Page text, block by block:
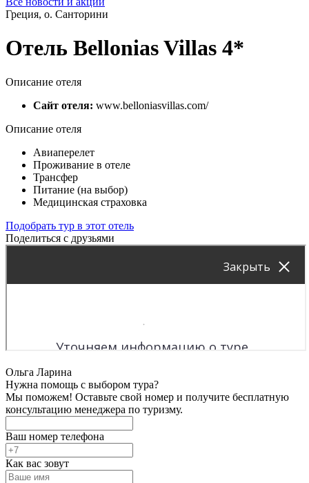
Греция, о. Санторини
Отель Bellonias Villas 4*
Описание отеля
Сайт отеля: www.belloniasvillas.com/
Описание отеля
Авиаперелет
Проживание в отеле
Трансфер
Питание (на выбор)
Медицинская страховка
Подобрать тур в этот отель
Поделиться с друзьями
Ольга Ларина
Нужна помощь с выбором тура?
Мы поможем! Оставьте свой номер и получите бесплатную
консультацию менеджера по туризму.
Ваш номер телефона
Как вас зовут